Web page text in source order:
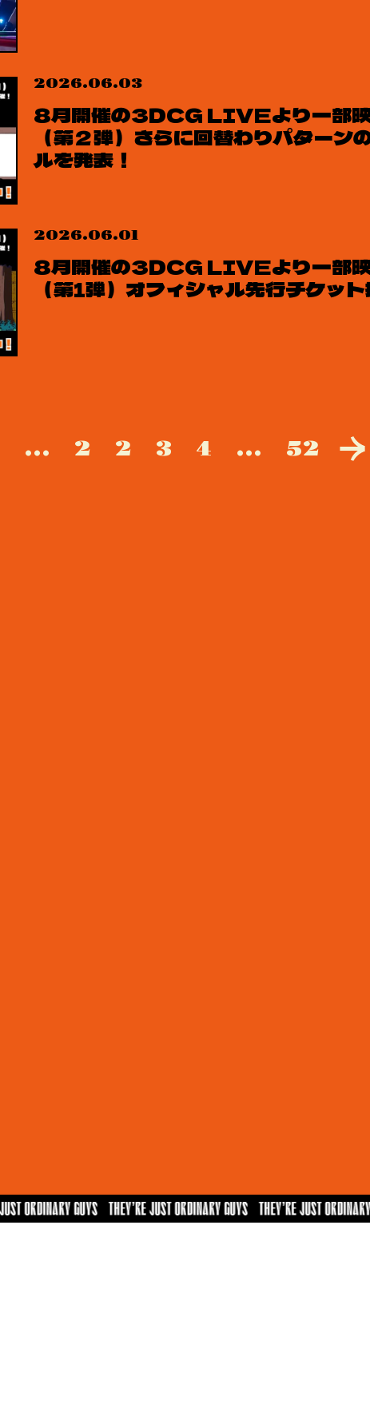
2026.06.03
8月開催の3DCG LIVEより一部映
（第２弾）さらに回替わりパターン
ルを発表！
2026.06.01
8月開催の3DCG LIVEより一部映
（第1弾）オフィシャル先行チケッ
... 2 2 3 4 ... 52